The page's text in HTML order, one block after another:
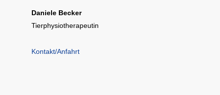
Daniele Becker
Tierphysiotherapeutin
Kontakt/Anfahrt